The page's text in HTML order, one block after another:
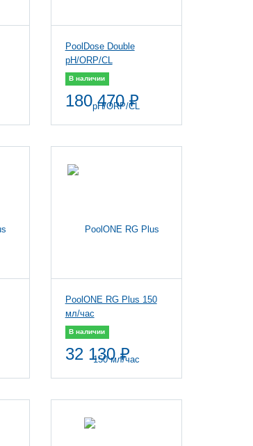
PoolDose Double
pH/ORP/CL
В наличии
180 470 ₽
PoolONE RG Plus 150
мл/час
В наличии
32 130 ₽